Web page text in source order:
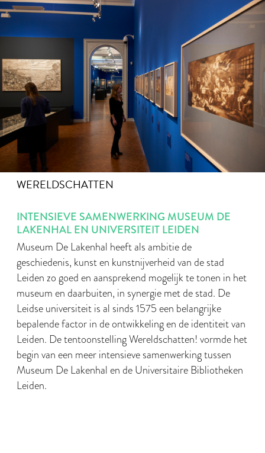
WERELDSCHATTEN
INTENSIEVE SAMENWERKING MUSEUM DE
LAKENHAL EN UNIVERSITEIT LEIDEN
Museum De Lakenhal heeft als ambitie de
geschiedenis, kunst en kunstnijverheid van de stad
Leiden zo goed en aansprekend mogelijk te tonen in het
museum en daarbuiten, in synergie met de stad. De
Leidse universiteit is al sinds 1575 een belangrijke
bepalende factor in de ontwikkeling en de identiteit van
Leiden. De tentoonstelling Wereldschatten! vormde het
begin van een meer intensieve samenwerking tussen
Museum De Lakenhal en de Universitaire Bibliotheken
Leiden.